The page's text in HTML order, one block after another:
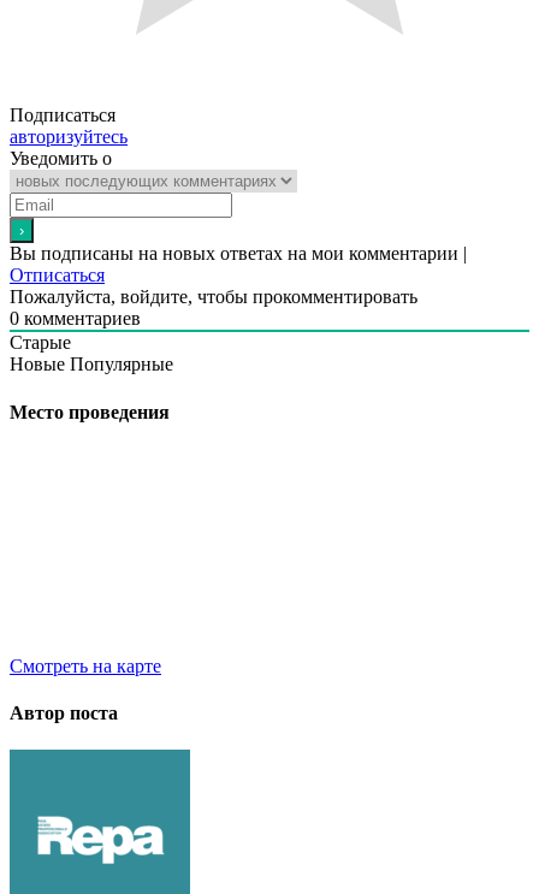
Подписаться
авторизуйтесь
Уведомить о
Вы подписаны на новых ответах на мои комментарии |
Отписаться
Пожалуйста, войдите, чтобы прокомментировать
0 комментариев
Старые
Новые Популярные
Место проведения
Смотреть на карте
Автор поста